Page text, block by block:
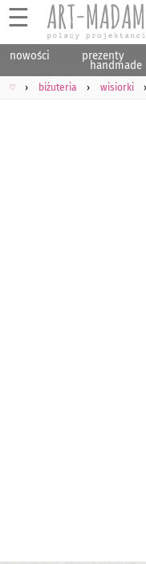
☰
nowości prezenty
handmade
♡ biżuteria wisiorki